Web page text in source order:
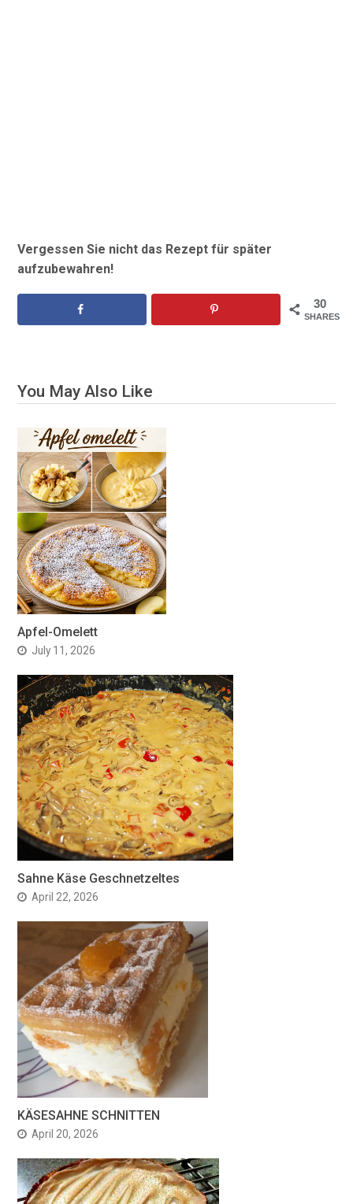
Vergessen Sie nicht das Rezept für später
aufzubewahren!
30
SHARES
You May Also Like
Apfel-Omelett
July 11, 2026
Sahne Käse Geschnetzeltes
April 22, 2026
KÄSESAHNE SCHNITTEN
April 20, 2026